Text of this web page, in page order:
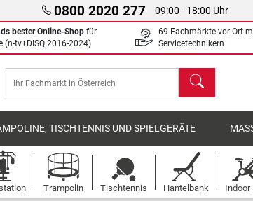
0800 2020 277 09:00 - 18:00 Uhr
bester Online-Shop für
(n-tv+DISQ 2016-2024)
69 Fachmärkte vor Ort
Servicetechnikern
Suchen
TISCHTENNIS UND SPIELGERÄTE
Trampolin Tischtennis Hantelbank Indoor